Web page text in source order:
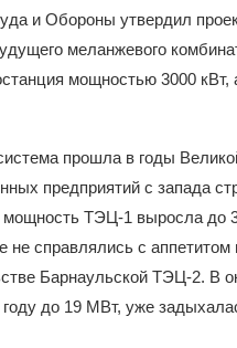
и Обороны утвердил
меланжевого
мощностью 3000
прошла в годы
предприятий с запада
мощность ТЭЦ-1 выросла до
не справлялись с
Барнаульской ТЭЦ-2. В
до 19 МВт, уже